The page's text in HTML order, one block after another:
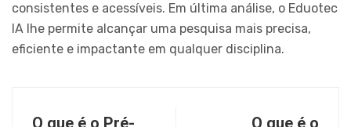
consistentes e acessíveis. Em última análise, o Eduotec
IA lhe permite alcançar uma pesquisa mais precisa,
eficiente e impactante em qualquer disciplina.